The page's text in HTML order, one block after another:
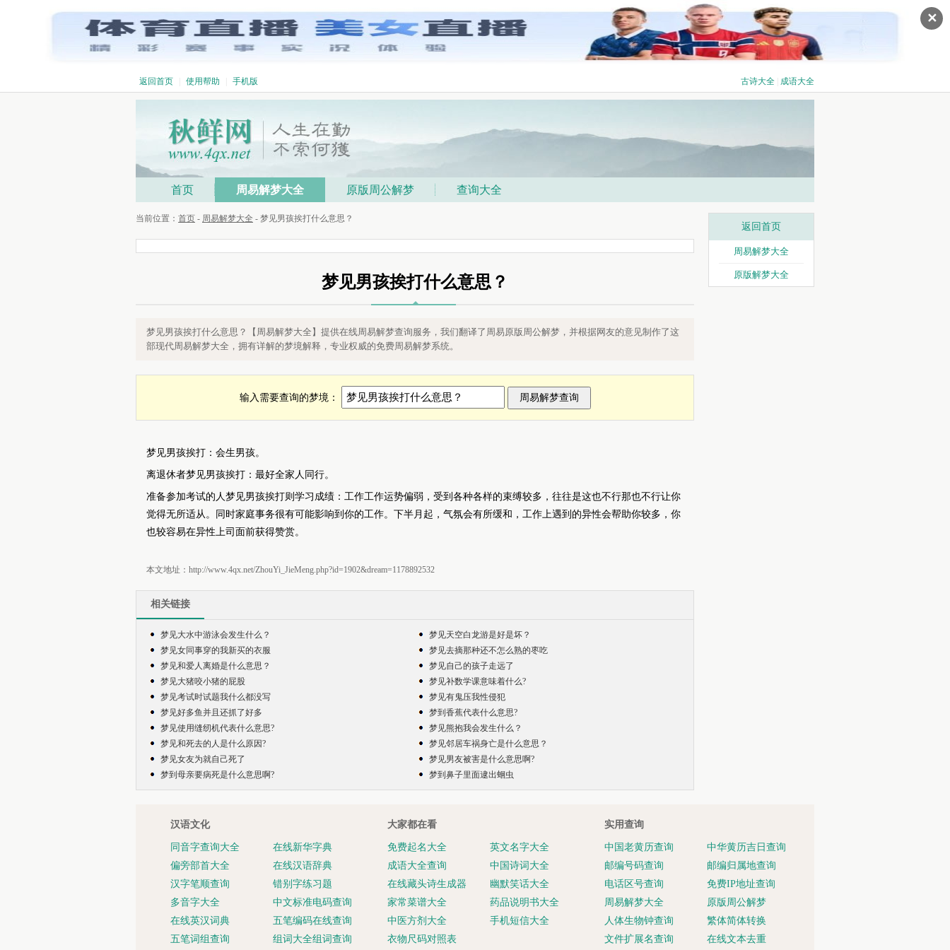
✕
返回首页 使用帮助 手机版 古诗大全 成语大全
首页 周易解梦大全 原版周公解梦 查询大全
当前位置： 首页 - 周易解梦大全 - 梦见男孩挨打什么意思？
梦见男孩挨打什么意思？
梦见男孩挨打什么意思？【周易解梦大全】提供在线周易解梦查询服务，我们翻译了周易原版周公解梦，并根据网友的意见制作了这
部现代周易解梦大全，拥有详解的梦境解释，专业权威的免费周易解梦系统。
输入需要查询的梦境：
梦见男孩挨打：会生男孩。
离退休者梦见男孩挨打：最好全家人同行。
准备参加考试的人梦见男孩挨打则学习成绩：工作工作运势偏弱，受到各种各样的束缚较多，往往是这也不行那也不行让你
觉得无所适从。同时家庭事务很有可能影响到你的工作。下半月起，气氛会有所缓和，工作上遇到的异性会帮助你较多，你
也较容易在异性上司面前获得赞赏。
本文地址：http://www.4qx.net/ZhouYi_JieMeng.php?id=1902&dream=1178892532
相关链接
梦见大水中游泳会发生什么？
梦见天空白龙游是好是坏？
梦见女同事穿的我新买的衣服
梦见去摘那种还不怎么熟的枣吃
梦见和爱人离婚是什么意思？
梦见自己的孩子走远了
梦见大猪咬小猪的屁股
梦见补数学课意味着什么?
梦见考试时试题我什么都没写
梦见有鬼压我性侵犯
梦见好多鱼并且还抓了好多
梦到香蕉代表什么意思?
梦见使用缝纫机代表什么意思?
梦见熊抱我会发生什么？
梦见和死去的人是什么原因?
梦见邻居车祸身亡是什么意思？
梦见女友为就自己死了
梦见男友被害是什么意思啊?
梦到母亲要病死是什么意思啊?
梦到鼻子里面逮出蛔虫
返回首页
周易解梦大全
原版解梦大全
汉语文化
同音字查询大全
在线新华字典
偏旁部首大全
在线汉语辞典
汉字笔顺查询
错别字练习题
多音字大全
中文标准电码查询
在线英汉词典
五笔编码在线查询
五笔词组查询
组词大全组词查询
大家都在看
免费起名大全
英文名字大全
成语大全查询
中国诗词大全
在线藏头诗生成器
幽默笑话大全
家常菜谱大全
药品说明书大全
中医方剂大全
手机短信大全
衣物尺码对照表
实用查询
中国老黄历查询
中华黄历吉日查询
邮编号码查询
邮编归属地查询
电话区号查询
免费IP地址查询
周易解梦大全
原版周公解梦
人体生物钟查询
繁体简体转换
文件扩展名查询
在线文本去重